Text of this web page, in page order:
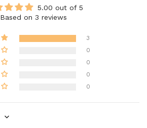
5.00 out of 5
Based on 3 reviews
3
0
0
0
0